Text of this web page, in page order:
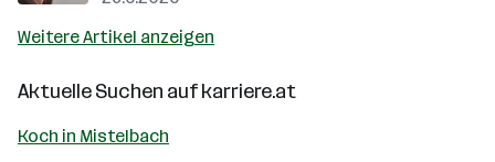
Weitere Artikel anzeigen
Aktuelle Suchen aufkarriere.at
Koch in Mistelbach